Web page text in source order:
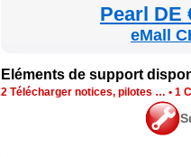
Pearl DE
eMall
Elé­ments de sup­port
2 Télé­char­ger notices, pilotes … • 1